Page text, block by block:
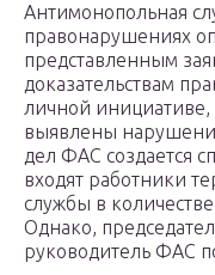
Антимонопольная
правонарушениях
представленным
доказательствам
личной
выявлены
дел ФАС создается
входят работники
службы в
Однако,
руководитель ФАС